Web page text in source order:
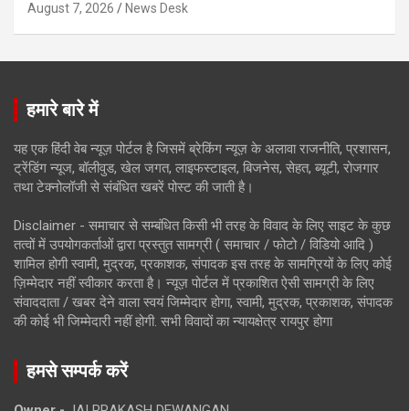
August 7, 2026 News Desk
हमारे बारे में
यह एक हिंदी वेब न्यूज़ पोर्टल है जिसमें ब्रेकिंग न्यूज़ के अलावा राजनीति, प्रशासन,
ट्रेंडिंग न्यूज, बॉलीवुड, खेल जगत, लाइफस्टाइल, बिजनेस, सेहत, ब्यूटी, रोजगार
तथा टेक्नोलॉजी से संबंधित खबरें पोस्ट की जाती है।
Disclaimer - समाचार से सम्बंधित किसी भी तरह के विवाद के लिए साइट के कुछ
तत्वों में उपयोगकर्ताओं द्वारा प्रस्तुत सामग्री ( समाचार / फोटो / विडियो आदि )
शामिल होगी स्वामी, मुद्रक, प्रकाशक, संपादक इस तरह के सामग्रियों के लिए कोई
ज़िम्मेदार नहीं स्वीकार करता है। न्यूज़ पोर्टल में प्रकाशित ऐसी सामग्री के लिए
संवाददाता / खबर देने वाला स्वयं जिम्मेदार होगा, स्वामी, मुद्रक, प्रकाशक, संपादक
की कोई भी जिम्मेदारी नहीं होगी. सभी विवादों का न्यायक्षेत्र रायपुर होगा
हमसे सम्पर्क करें